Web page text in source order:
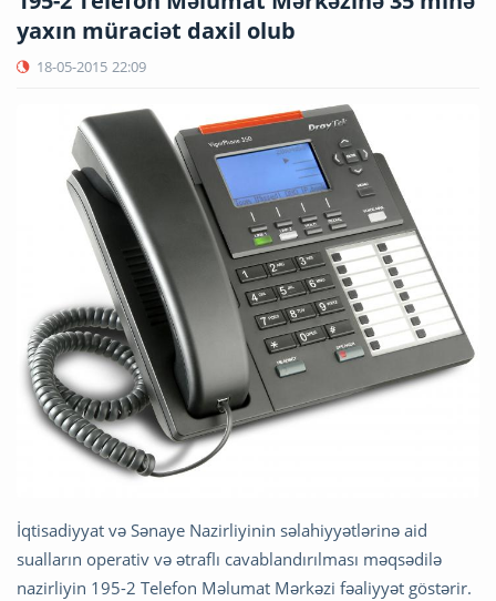
yaxın müraciət daxil olub
18-05-2015 22:09
İqtisadiyyat və Sənaye Nazirliyinin səlahiyyətlərinə aid
sualların operativ və ətraflı cavablandırılması məqsədilə
nazirliyin 195-2 Telefon Məlumat Mərkəzi fəaliyyət göstərir.